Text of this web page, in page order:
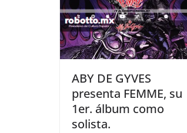
ABY DE GYVES
presenta FEMME, su
1er. álbum como
solista.